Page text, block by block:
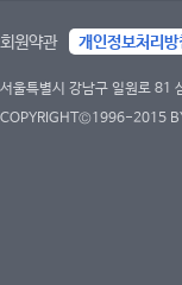
회원약관 개인정보처리방
서울특별시 강남구 일원로
COPYRIGHT©1996-2015